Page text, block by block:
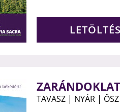
TAVASZ | NYÁR | ŐSZ